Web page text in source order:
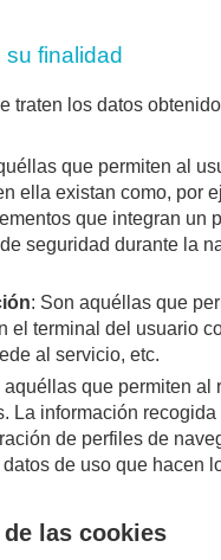
finalidad
traten los datos
que permiten al
ella existan como, por
que integran
seguridad durante la
: Son aquéllas que
el terminal del usuario
al servicio, etc.
aquéllas que permiten
La información
de perfiles de
de uso que hacen
las cookies